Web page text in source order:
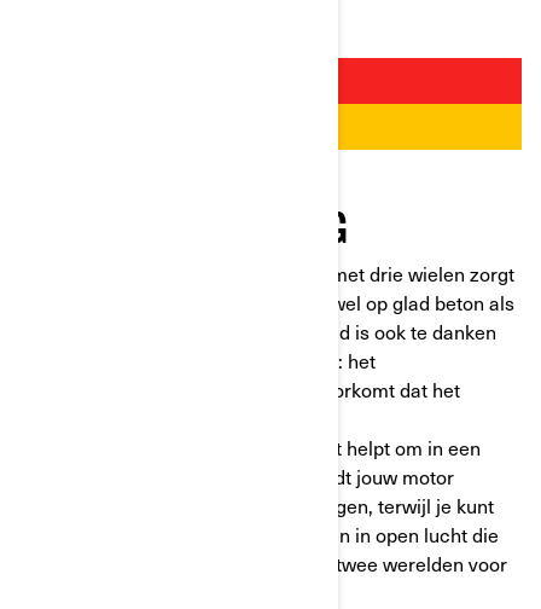
SOEPELERE WEGLIGGING
Het extra wiel van motorvoertuigen met drie wielen zorgt
voor een uitstekende wegligging, zowel op glad beton als
op hobbelige wegen. Deze soepelheid is ook te danken
aan twee technologieën van het VSS: het
tractiecontrolesysteem (TCS) dat voorkomt dat het
stabiliteitscontrolesysteem (SCS) dat helpt om in een
rechte lijn te blijven rijden. Zo behoudt jouw motor
dezelfde wegligging als een sportwagen, terwijl je kunt
genieten van alle voordelen van rijden in open lucht die
een tweewieler biedt. Het beste van twee werelden voor